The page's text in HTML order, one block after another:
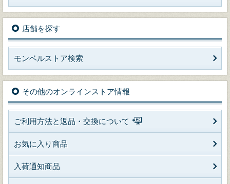
店舗を探す
モンベルストア検索
その他のオンラインストア情報
ご利用方法と返品・交換について
お気に入り商品
入荷通知商品